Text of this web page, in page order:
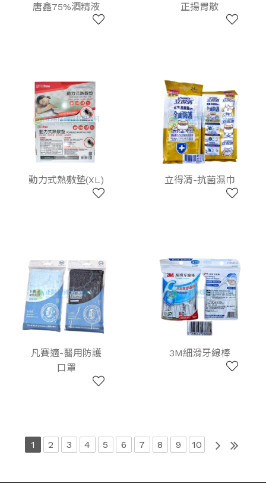
唐鑫75%酒精液 正揚胃散
動力式熱敷墊(XL) 立得清-抗菌濕巾
凡賽適-醫用防護
口罩
3M細滑牙線棒
1 2 3 4 5 6 7 8 9 10